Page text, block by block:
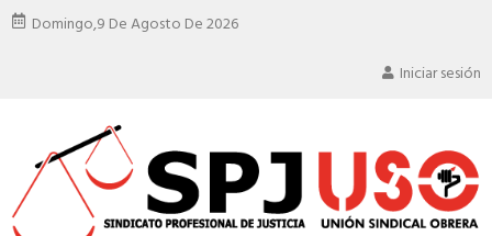
Domingo,9 De Agosto De 2026
Iniciar sesión